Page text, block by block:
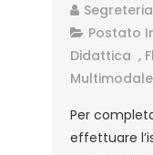
Segreteria
Postato
Didattica ,
Multimodale
Per
effettuare